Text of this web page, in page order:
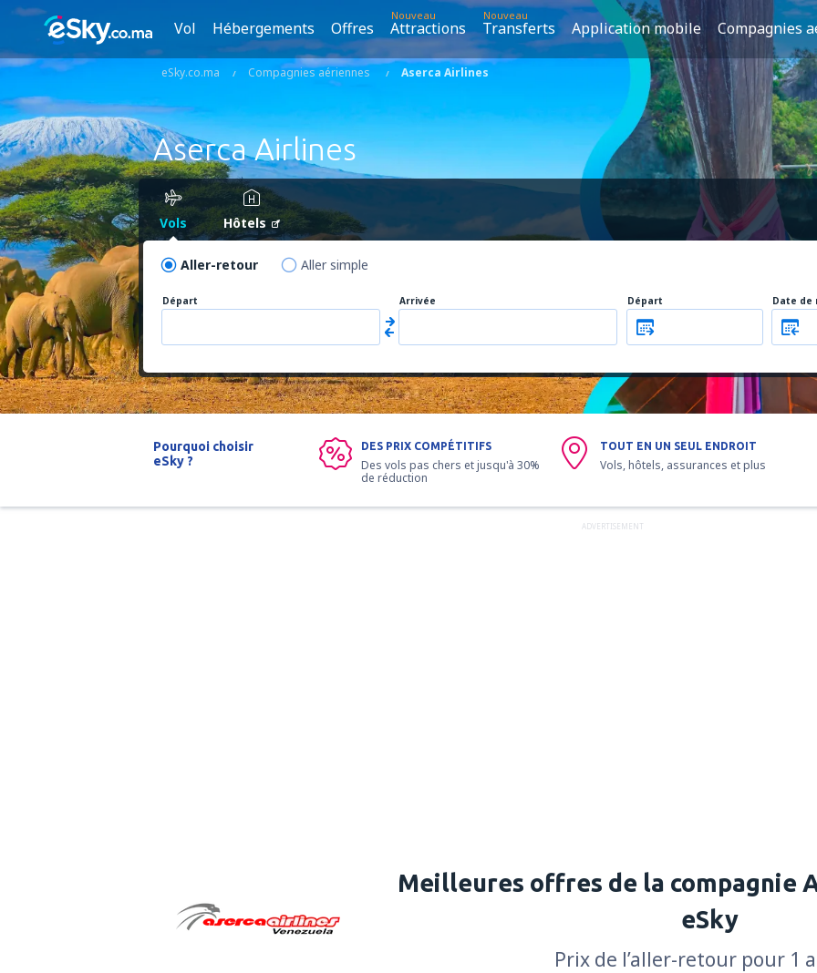
Vol Hébergements Offres
Nouveau
Attractions
Nouveau
Transferts Application mobile Compagnies
eSky.co.ma Compagnies aériennes Aserca Airlines
Aserca Airlines
Vols Hôtels
Aller-retour Aller simple
Départ Arrivée Départ Date de
Pourquoi choisir
eSky ?
DES PRIX COMPÉTITIFS
Des vols pas chers et jusqu'à 30%
de réduction
TOUT EN UN SEUL ENDROIT
Vols, hôtels, assurances et plus
ADVERTISEMENT
Meilleures offres de la compagnie
eSky
Prix de l’aller-retour pour 1